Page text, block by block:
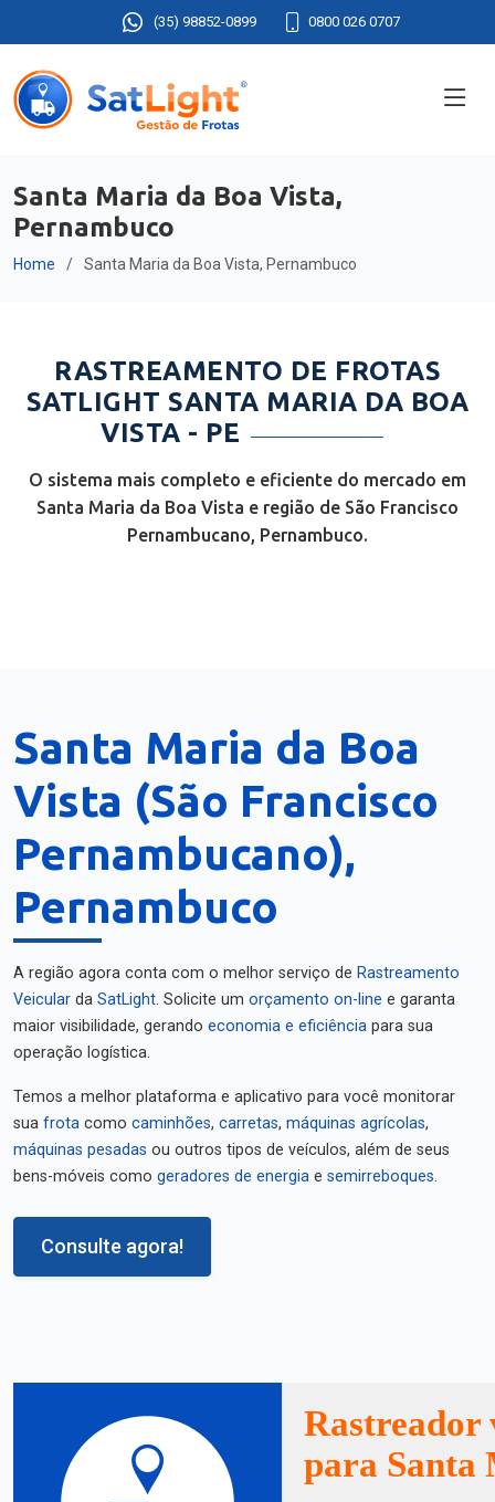
(35) 98852-0899 0800 026 0707
Santa Maria da Boa Vista,
Pernambuco
Home Santa Maria da Boa Vista, Pernambuco
RASTREAMENTO DE FROTAS
SATLIGHT SANTA MARIA DA BOA
VISTA - PE
O sistema mais completo e eficiente do mercado em
Santa Maria da Boa Vista e região de São Francisco
Pernambucano, Pernambuco.
Santa Maria da Boa
Vista (São Francisco
Pernambucano),
Pernambuco
A região agora conta com o melhor serviço de Rastreamento
Veicular da SatLight. Solicite um orçamento on-line e garanta
maior visibilidade, gerando economia e eficiência para sua
operação logística.
Temos a melhor plataforma e aplicativo para você monitorar
sua frota como caminhões, carretas, máquinas agrícolas,
máquinas pesadas ou outros tipos de veículos, além de seus
bens-móveis como geradores de energia e semirreboques.
Consulte agora!
Rastreador
para Santa